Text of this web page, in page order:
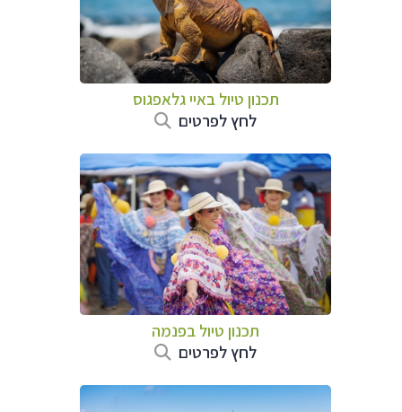
תכנון טיול באיי גלאפגוס
לחץ לפרטים
תכנון טיול בפנמה
לחץ לפרטים